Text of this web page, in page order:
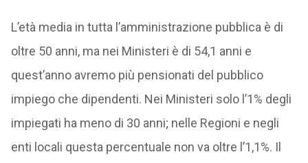
L’età media in tutta l’amministrazione pubblica è di
oltre 50 anni, ma nei Ministeri è di 54,1 anni e
quest’anno avremo più pensionati del pubblico
impiego che dipendenti. Nei Ministeri solo l’1% degli
impiegati ha meno di 30 anni; nelle Regioni e negli
enti locali questa percentuale non va oltre l’1,1%. Il